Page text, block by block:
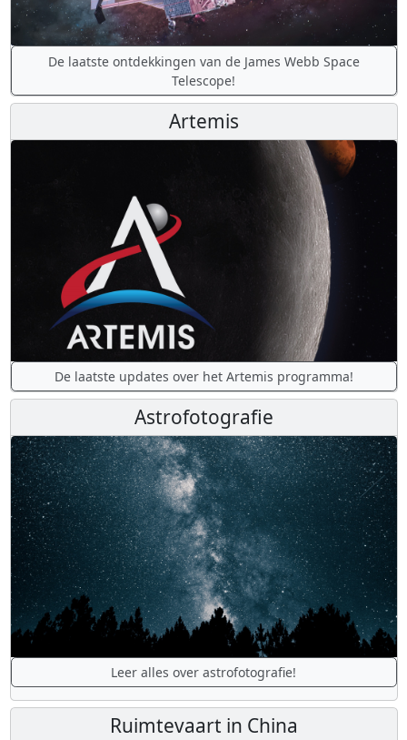
De laatste ontdekkingen van de James Webb Space
Telescope!
Artemis
De laatste updates over het Artemis programma!
Astrofotografie
Leer alles over astrofotografie!
Ruimtevaart in China